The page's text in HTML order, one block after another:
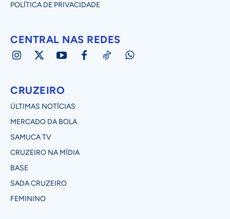
POLÍTICA DE PRIVACIDADE
CENTRAL NAS REDES
CRUZEIRO
ÚLTIMAS NOTÍCIAS
MERCADO DA BOLA
SAMUCA TV
CRUZEIRO NA MÍDIA
BASE
SADA CRUZEIRO
FEMININO